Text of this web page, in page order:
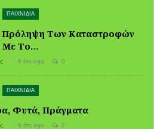
ΠΑΙΧΝΙΔΙΑ
Πρόληψη Των Καταστροφών
Με Το…
6 έτη ago 0
ΠΑΙΧΝΙΔΙΑ
Φυτά, Πράγματα
6 έτη ago 2